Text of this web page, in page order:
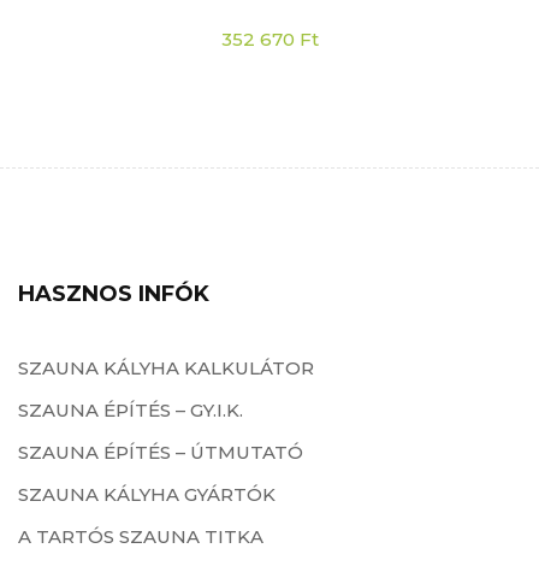
352 670 Ft
HASZNOS INFÓK
SZAUNA KÁLYHA KALKULÁTOR
SZAUNA ÉPÍTÉS – GY.I.K.
SZAUNA ÉPÍTÉS – ÚTMUTATÓ
SZAUNA KÁLYHA GYÁRTÓK
A TARTÓS SZAUNA TITKA